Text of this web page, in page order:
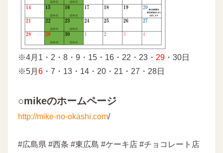
※4月1・2・8・9・15・16・22・23・ 29 ・30日
※5月 6 ・7・13・14・20・21・27・28日
○mikeのホームページ
http://mike-no-okashi.com/
#広島県 #西条 #東広島 #ケーキ店 #チョコレート店